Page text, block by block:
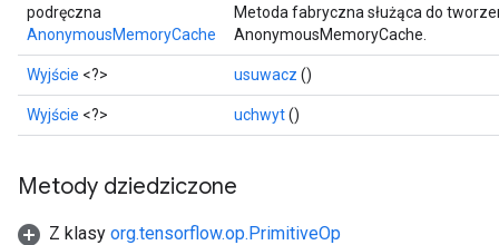
podręczna
AnonymousMemoryCache
Metoda fabryczna służąca do
AnonymousMemoryCache.
Wyjście <?> usuwacz ()
Wyjście <?> uchwyt()
Metody dziedziczone
Z klasy org.tensorflow.op.PrimitiveOp